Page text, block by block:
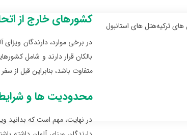
ترکیههتل های استانبول کشورهای خارج از
در برخی موارد، دارندگان ویزای
بالکان قرار دارند و شامل
متفاوت باشد، بنابراین قبل از
محدودیت ها و
در نهایت، مهم است که بدانید